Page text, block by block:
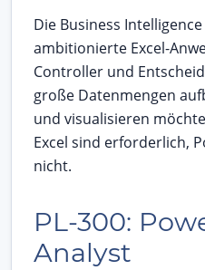
Die Business
ambitionierte Excel-
Controller und
große Datenmengen
und visualisieren
Excel sind erforderlich,
nicht.
PL-300:
Analyst